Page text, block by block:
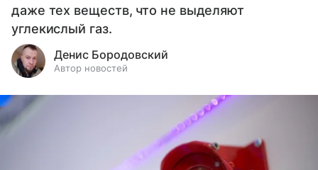
даже тех веществ, что не выделяют
углекислый газ.
Денис Бородовский
Автор новостей